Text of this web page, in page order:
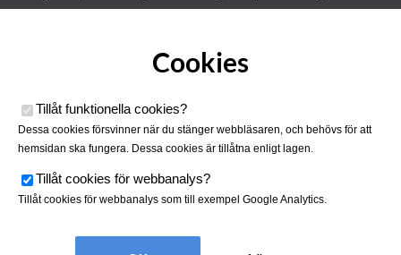
Cookies
Tillåt funktionella cookies?
Dessa cookies försvinner när du stänger webbläsaren, och behövs för att
hemsidan ska fungera. Dessa cookies är tillåtna enligt lagen.
Tillåt cookies för webbanalys?
Tillåt cookies för webbanalys som till exempel Google Analytics.